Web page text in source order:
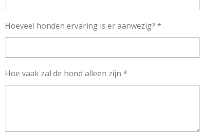
Hoeveel honden ervaring is er aanwezig? *
Hoe vaak zal de hond alleen zijn *